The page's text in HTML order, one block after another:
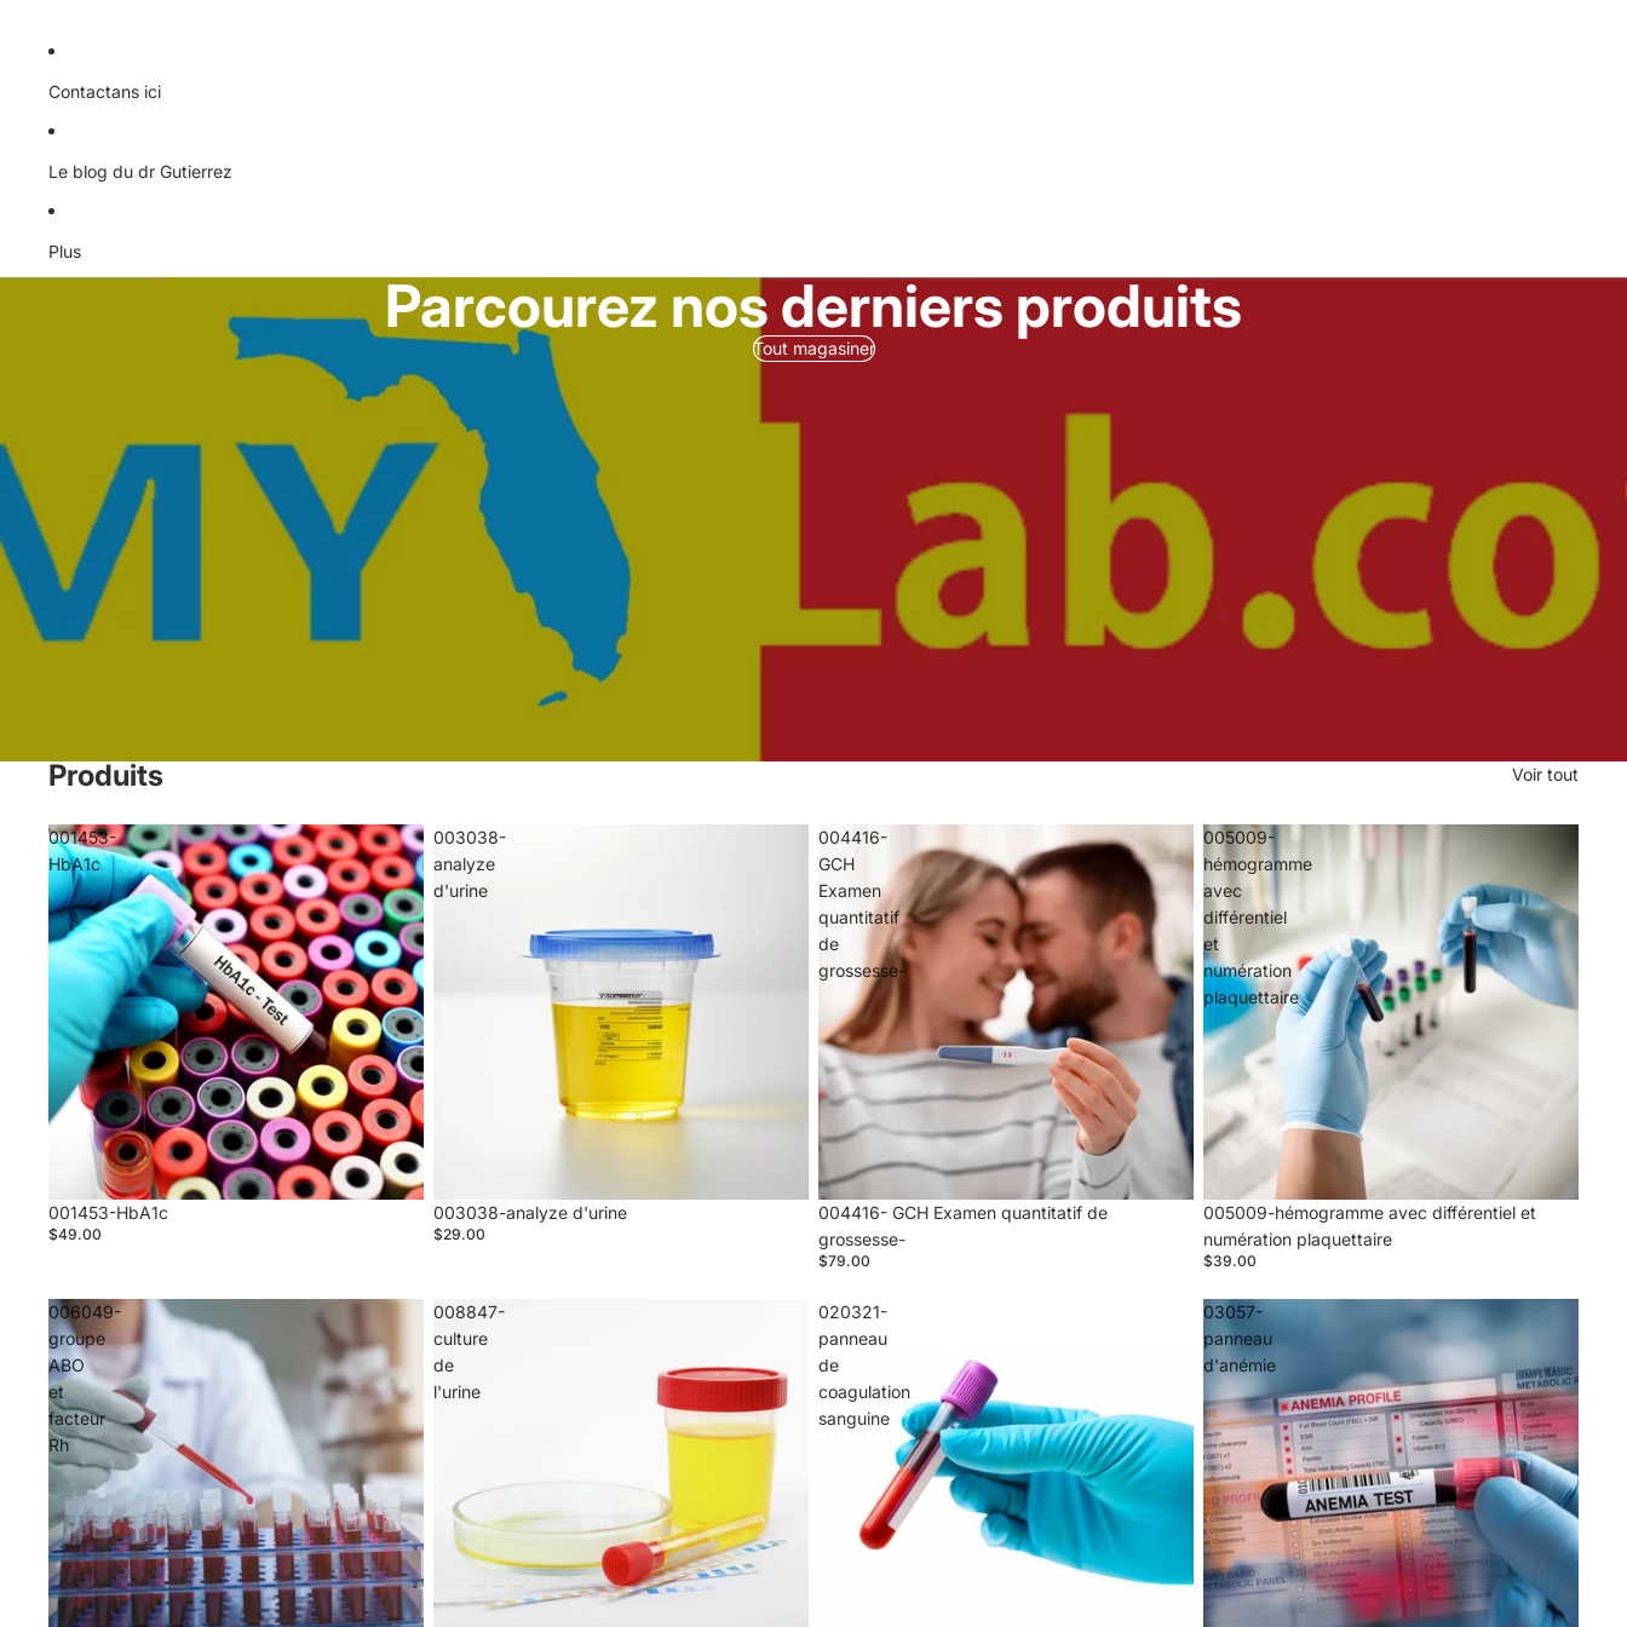
Contactans ici
Le blog du dr Gutierrez
Plus
Parcourez nos derniers produits
Tout magasiner
Produits Voir tout
001453-
HbA1c
001453-HbA1c
$49.00
003038-
analyze
d'urine
003038-analyze d'urine
$29.00
004416-
GCH
Examen
quantitatif
de
grossesse-
004416- GCH Examen quantitatif de
grossesse-
$79.00
005009-
hémogramme
avec
différentiel
et
numération
plaquettaire
005009-hémogramme avec différentiel et
numération plaquettaire
$39.00
006049-
groupe
ABO
et
facteur
Rh
008847-
culture
de
l'urine
020321-
panneau
de
coagulation
sanguine
03057-
panneau
d'anémie